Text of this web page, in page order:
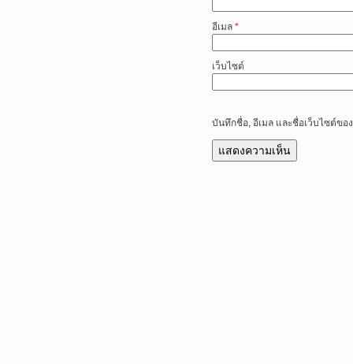
อีเมล *
เว็บไซต์
บันทึกชื่อ, อีเมล และชื่อเว็บไซต์ขอ